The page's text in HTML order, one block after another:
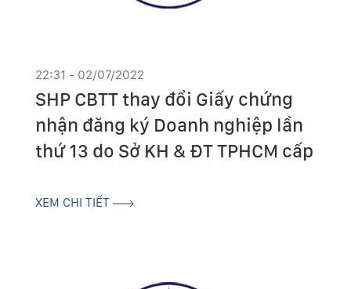
22:31 - 02/07/2022
SHP CBTT thay đổi Giấy chứng
nhận đăng ký Doanh nghiệp lần
thứ 13 do Sở KH & ĐT TPHCM cấp
XEM CHI TIẾT